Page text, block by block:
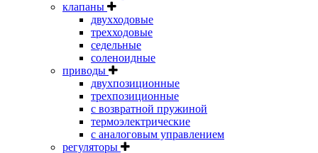
клапаны
двухходовые
трехходовые
седельные
соленоидные
приводы
двухпозиционные
трехпозиционные
с возвратной пружиной
термоэлектрические
с аналоговым управлением
регуляторы